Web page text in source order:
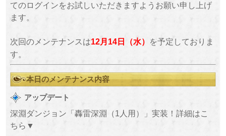
てのログインをお試しいただきますようお願い申し上げ
ます。
次回のメンテナンスは12月14日（水）
を予定しておりま
す。
本日のメンテナンス内容
アップデート
深淵ダンジョン「轟雷深淵（1人用）」実装！詳細はこ
ちら▼